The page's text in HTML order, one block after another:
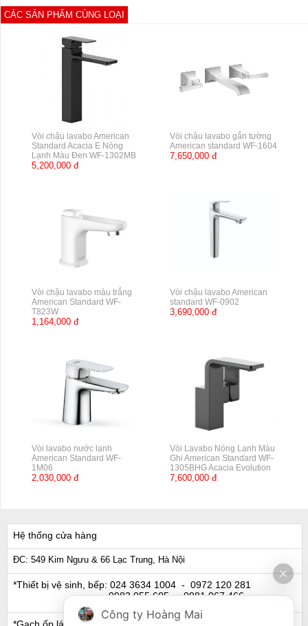
CÁC SẢN PHẨM CÙNG LOẠI
Vòi chậu lavabo American
Standard Acacia E Nóng
Lạnh Màu Đen WF-1302MB
5,200,000 đ
Vòi chậu lavabo gắn tường
American standard WF-1604
7,650,000 đ
Vòi chậu lavabo màu trắng
American Standard WF-
T823W
1,164,000 đ
Vòi chậu lavabo American
standard WF-0902
3,690,000 đ
Vòi lavabo nước lạnh
American Standard WF-
1M06
2,030,000 đ
Vòi Lavabo Nóng Lạnh Màu
Ghi American Standard WF-
1305BHG Acacia Evolution
7,600,000 đ
Hệ thống cửa hàng
ĐC: 549 Kim Ngưu & 66 Lạc Trung, Hà Nội
*Thiết bị vệ sinh, bếp: 024 3634 1004 - 0972 120 281
0983 055 605- 0981 067 466
Công ty Hoàng Mai